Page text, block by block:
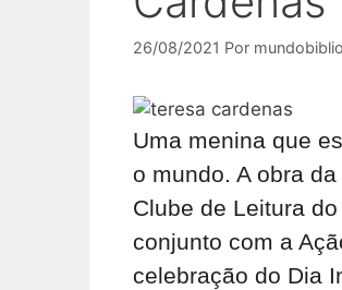
26/08/2021 Por
Uma menina que
o mundo. A obra
Clube de Leitura
conjunto com a
celebração do Dia